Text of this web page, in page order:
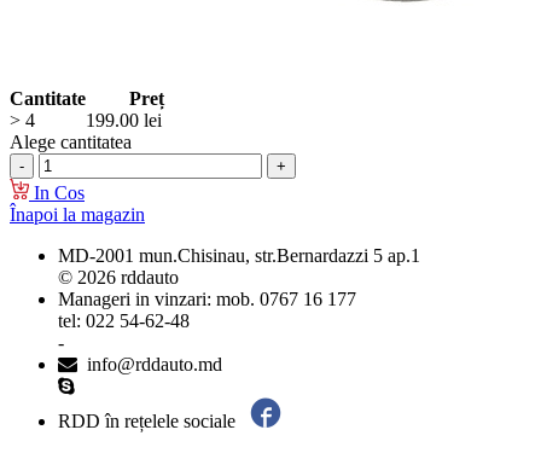
Cantitate
Preț
> 4
199.00 lei
Alege cantitatea
In Cos
Înapoi la magazin
MD-2001 mun.Chisinau, str.Bernardazzi 5 ap.1
© 2026 rddauto
Manageri in vinzari: mob. 0767 16 177
tel: 022 54-62-48
-
info@rddauto.md
RDD în rețelele sociale